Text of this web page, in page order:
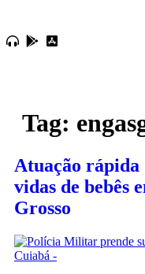
Tag:
Atuação
vidas de bebês
Grosso